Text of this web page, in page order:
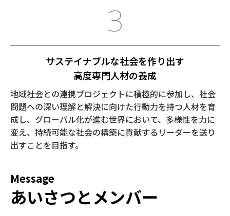
サステイナブルな社会を作り出す
⾼度専⾨⼈材の養成
地域社会との連携プロジェクトに積極的に参加し、社会
問題への深い理解と解決に向けた⾏動⼒を持つ⼈材を育
成し、グローバル化が進む世界において、多様性を⼒に
変え、持続可能な社会の構築に貢献するリーダーを送り
出すことを⽬指す。
Message
あいさつとメンバー